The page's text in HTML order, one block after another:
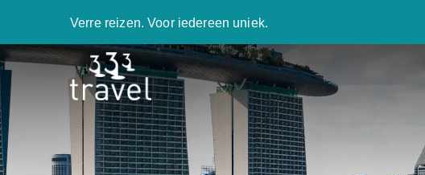
Verre reizen. Voor iedereen uniek.